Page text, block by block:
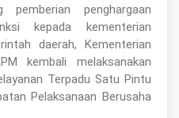
penghargaan
kepada kementerian
daerah, Kementerian
kembali melaksanakan
Terpadu Satu Pintu
Pelaksanaan Berusaha